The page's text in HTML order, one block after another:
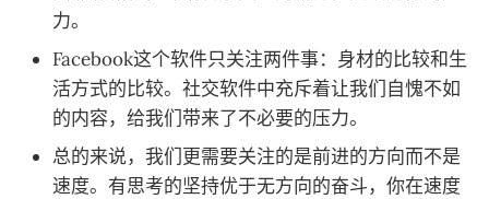
力。
Facebook这个软件只关注两件事：身材的比较和生
活方式的比较。社交软件中充斥着让我们自愧不如
的内容，给我们带来了不必要的压力。
总的来说，我们更需要关注的是前进的方向而不是
速度。有思考的坚持优于无方向的奋斗，你在速度